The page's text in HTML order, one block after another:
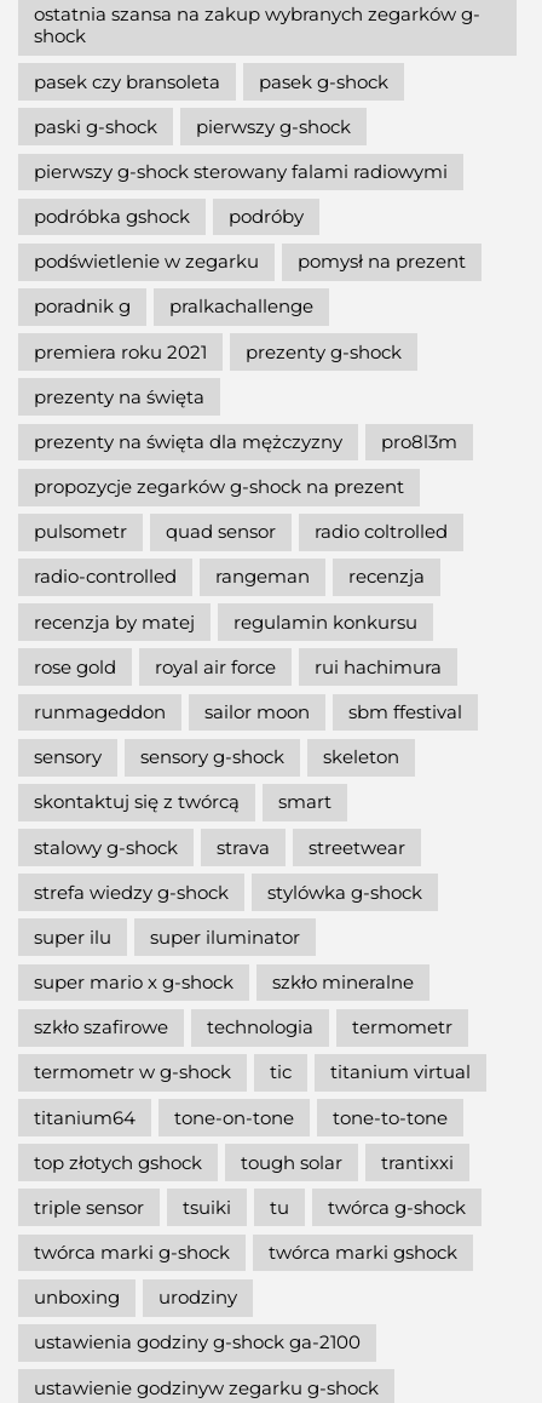
ostatnia szansa na zakup wybranych zegarków g-
shock
pasek czy bransoleta
pasek g-shock
paski g-shock
pierwszy g-shock
pierwszy g-shock sterowany falami radiowymi
podróbka gshock
podróby
podświetlenie w zegarku
pomysł na prezent
poradnik g
pralkachallenge
premiera roku 2021
prezenty g-shock
prezenty na święta
prezenty na święta dla mężczyzny
pro8l3m
propozycje zegarków g-shock na prezent
pulsometr
quad sensor
radio coltrolled
radio-controlled
rangeman
recenzja
recenzja by matej
regulamin konkursu
rose gold
royal air force
rui hachimura
runmageddon
sailor moon
sbm ffestival
sensory
sensory g-shock
skeleton
skontaktuj się z twórcą
smart
stalowy g-shock
strava
streetwear
strefa wiedzy g-shock
stylówka g-shock
super ilu
super iluminator
super mario x g-shock
szkło mineralne
szkło szafirowe
technologia
termometr
termometr w g-shock
tic
titanium virtual
titanium64
tone-on-tone
tone-to-tone
top złotych gshock
tough solar
trantixxi
triple sensor
tsuiki tu
twórca g-shock
twórca marki g-shock
twórca marki gshock
unboxing
urodziny
ustawienia godziny g-shock ga-2100
ustawienie godzinyw zegarku g-shock